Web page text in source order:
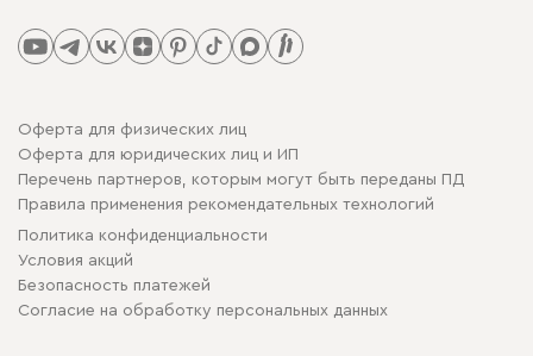
Оферта для физических лиц
Оферта для юридических лиц и ИП
Перечень партнеров, которым могут быть переданы ПД
Правила применения рекомендательных технологий
Политика конфиденциальности
Условия акций
Безопасность платежей
Cогласие на обработку персональных данных